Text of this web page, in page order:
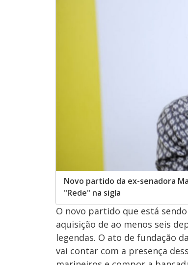
Novo partido da ex-senadora
"Rede" na sigla
O novo partido que está
aquisição de ao menos seis
legendas. O ato de fundação
vai contar com a presença